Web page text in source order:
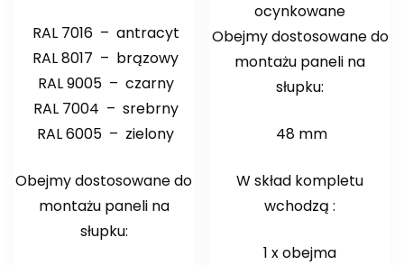
RAL 7016 – antracyt
RAL 8017 – brązowy
RAL 9005 – czarny
RAL 7004 – srebrny
RAL 6005 – zielony
Obejmy dostosowane do
montażu paneli na
słupku:
ocynkowane
Obejmy dostosowane do
montażu paneli na
słupku:
48 mm
W skład kompletu
wchodzą :
1 x obejma